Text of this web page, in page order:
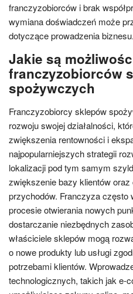
franczyzobiorców i brak
wymiana doświadczeń może
dotyczące prowadzenia biznesu.
Jakie są
franczyzobiorców
spożywczych
Franczyzobiorcy sklepów
rozwoju swojej działalności,
zwiększenia rentowności i
najpopularniejszych strategii
lokalizacji pod tym samym
zwiększenie bazy klientów
przychodów. Franczyza często
procesie otwierania nowych
dostarczanie niezbędnych
właściciele sklepów mogą
o nowe produkty lub usługi
potrzebami klientów.
technologicznych, takich jak e-